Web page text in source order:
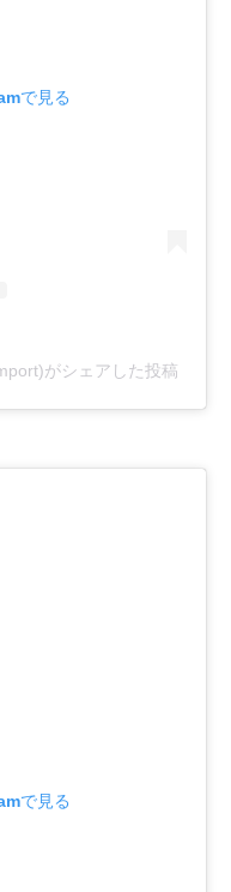
で見る
がシェアした投稿
で見る